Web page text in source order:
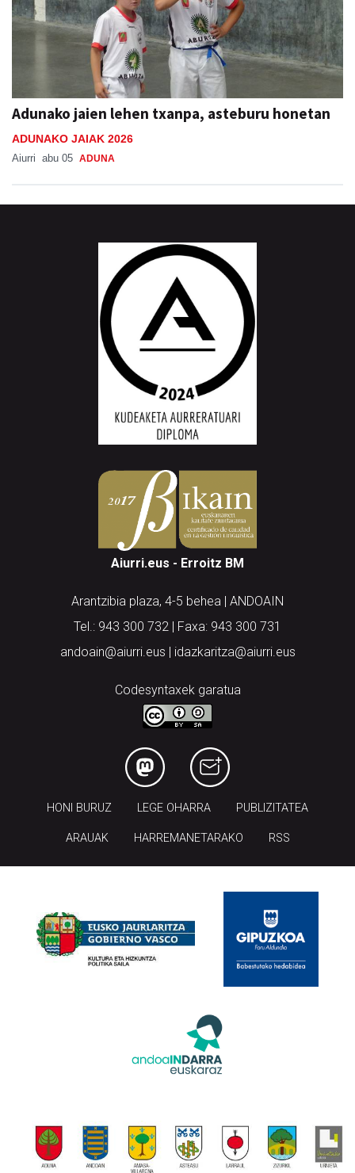
Adunako jaien lehen txanpa, asteburu honetan
ADUNAKO JAIAK 2026
Aiurri abu 05 ADUNA
Aiurri.eus - Erroitz BM
Arantzibia plaza, 4-5 behea | ANDOAIN
Tel.: 943 300 732 | Faxa: 943 300 731
andoain@aiurri.eus | idazkaritza@aiurri.eus
Codesyntaxek garatua
HONI BURUZ LEGE OHARRA PUBLIZITATEA
ARAUAK HARREMANETARAKO RSS